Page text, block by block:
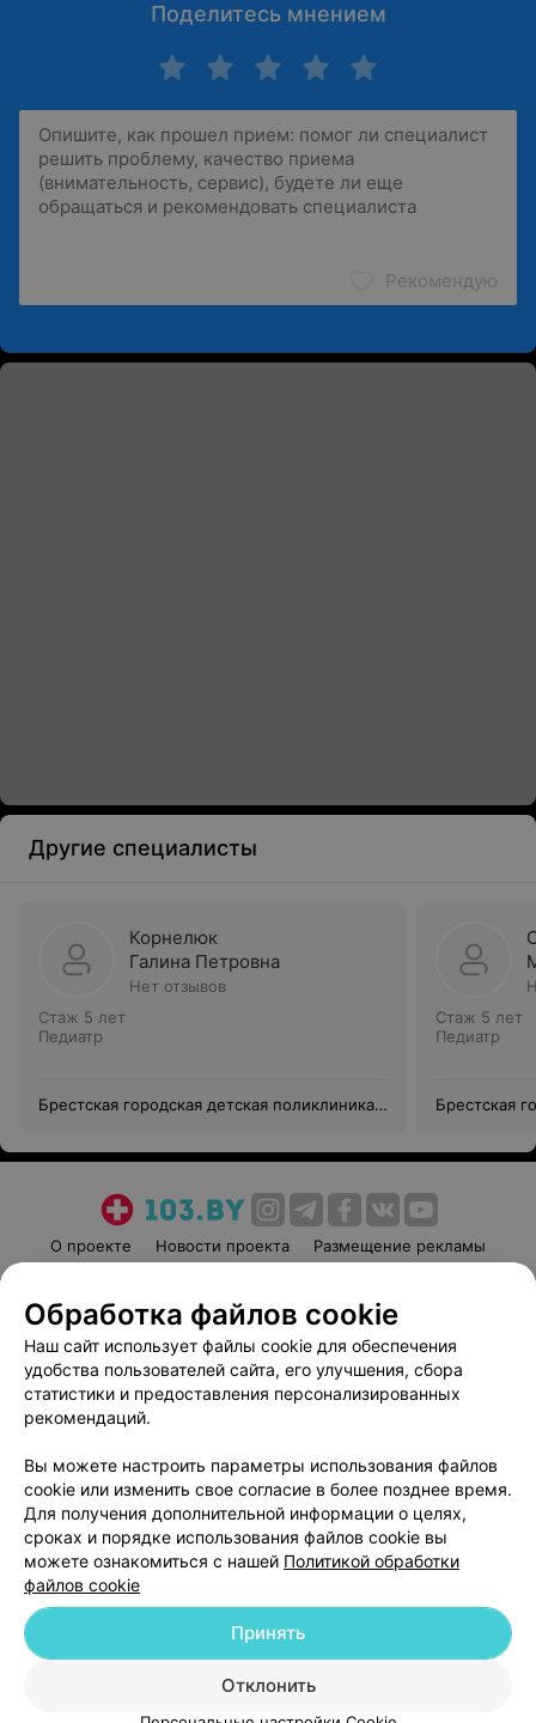
Поделитесь мнением
Рекомендую
Другие специалисты
Корнелюк
Галина Петровна
Нет отзывов
Стаж 5 лет
Педиатр
Брестская городская детская поликлиника
Стаж 5 лет
Педиатр
Брестская
О проекте Новости проекта
Размещение рекламы
Пользовательское соглашение
Способы оплаты
Вакансии
Партнеры
Написать руководителю 103.by
Обработка персональных данных
© 2026 ООО «Артокс Лаб», УНП 191700409
| 220012, Республика Беларусь,
Служба поддержки +375 291212755
Обработка файлов cookie
Наш сайт использует файлы cookie для обеспечения
удобства пользователей сайта, его улучшения, сбора
статистики и предоставления персонализированных
рекомендаций.
Вы можете настроить параметры использования файлов
cookie или изменить свое согласие в более позднее время.
Для получения дополнительной информации о целях,
сроках и порядке использования файлов cookie вы
можете ознакомиться с нашей Политикой обработки
файлов cookie
Отклонить
Принять